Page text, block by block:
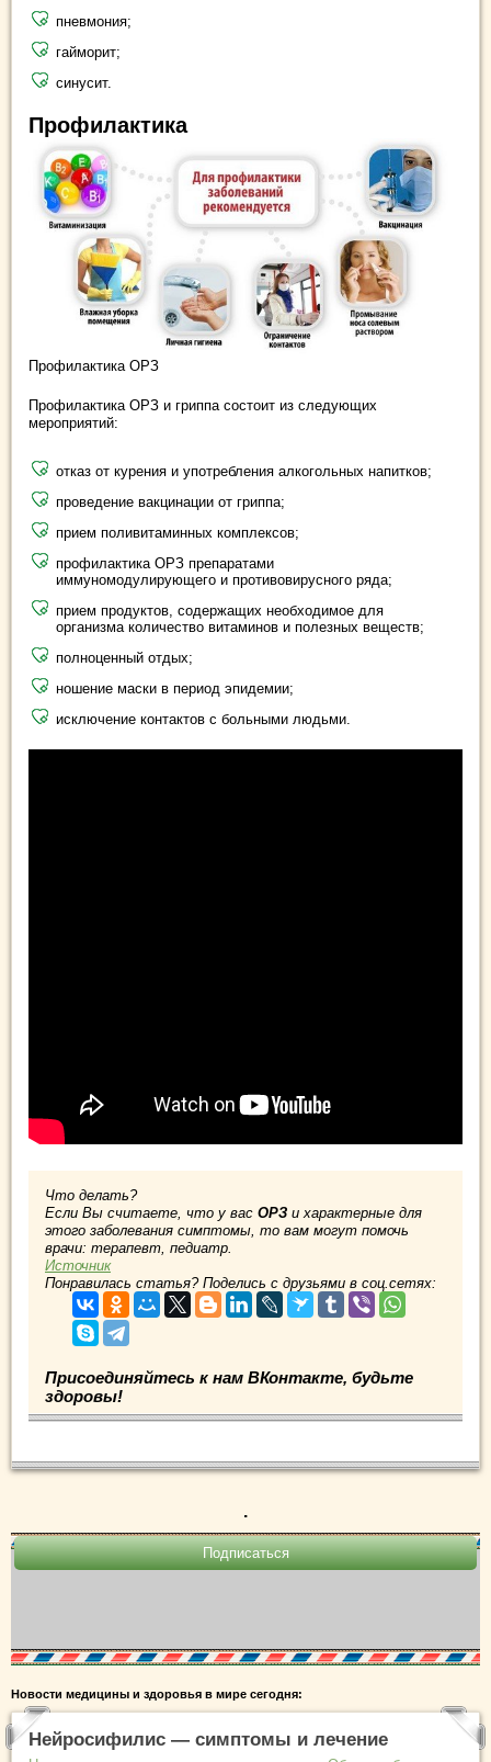
пневмония;
гайморит;
синусит.
Профилактика
Профилактика ОРЗ
Профилактика ОРЗ и гриппа состоит из следующих
мероприятий:
отказ от курения и употребления алкогольных напитков;
проведение вакцинации от гриппа;
прием поливитаминных комплексов;
профилактика ОРЗ препаратами
иммуномодулирующего и противовирусного ряда;
прием продуктов, содержащих необходимое для
организма количество витаминов и полезных веществ;
полноценный отдых;
ношение маски в период эпидемии;
исключение контактов с больными людьми.
Что делать?
Если Вы считаете, что у вас ОРЗ и характерные для
этого заболевания симптомы, то вам могут помочь
врачи: терапевт, педиатр.
Источник
Понравилась статья? Поделись с друзьями в соц.сетях:
Присоединяйтесь к нам ВКонтакте, будьте
здоровы!
.
Новости медицины и здоровья в мире сегодня:
Нейросифилис — симптомы и лечение